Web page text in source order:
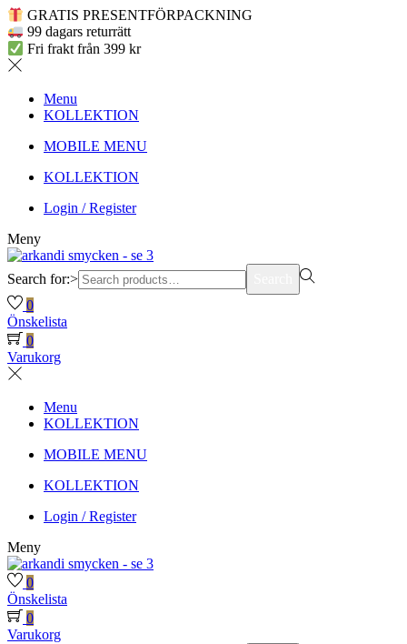
GRATIS PRESENTFÖRPACKNING
99 dagars returrätt
Fri frakt från 399 kr
Menu
KOLLEKTION
MOBILE MENU
KOLLEKTION
Login / Register
Meny
Search for:>
0
Önskelista
0
Varukorg
Menu
KOLLEKTION
MOBILE MENU
KOLLEKTION
Login / Register
Meny
0
Önskelista
0
Varukorg